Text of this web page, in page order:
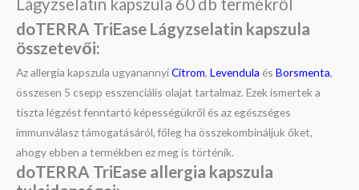
Lágyzselatin kapszula 60 db termékről
doTERRA TriEase Lágyzselatin kapszula
összetevői:
Az allergia kapszula ugyanannyiCitrom, Levendula és Borsmenta,
összesen 5 csepp esszenciális olajat tartalmaz. Ezek ismertek a
tiszta légzést fenntartó képességükről és az egészséges
immunválasz támogatásáról, főleg ha összekombináljuk őket,
ahogy ebben a termékben ez meg is történik.
doTERRA TriEase allergia kapszula